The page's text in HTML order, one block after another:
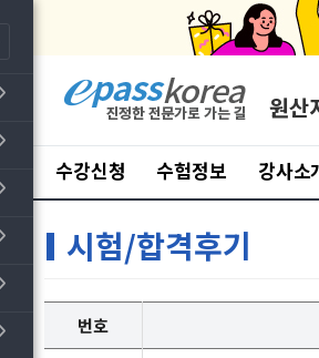
원산
수강신청 수험정보 강사소
시험/합격후기
번호